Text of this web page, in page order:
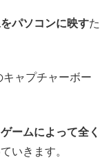
パソコンに映すた
ャプチャーボー
ームによって全く
いきます。